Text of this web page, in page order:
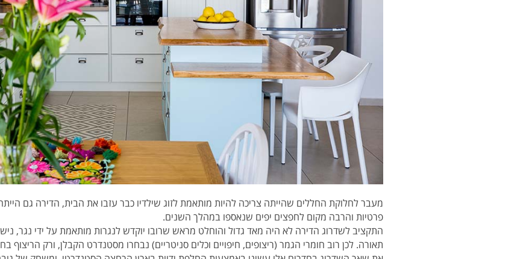
מעבר לחלוקת החללים שהייתה צריכה להיות מותאמת לזוג שילדיו כבר עזבו את הבית, הדירה גם
פרטיות והרבה מקום לחפצים יפים שנאספו במהלך השנים.
התקציב לשדרוג הדירה לא היה מאד גדול והוחלט מראש שרובו יוקדש לנגרות מותאמת על ידי נגר,
תאורה. לכן רוב חומרי הגמר (ריצופים, חיפויים וכלים סניטריים) נבחרו מסטנדרט הקבלן, ורק הריצוף